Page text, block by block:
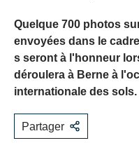
Quelque 700 photos
envoyées dans le
s seront à l'honneur
déroulera à Berne à
internationale des sols.
Partager